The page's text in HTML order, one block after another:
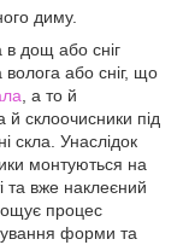
диму.
в дощ або сніг
або сніг, що
, а то й
склоочисники під
скла. Унаслідок
монтуються на
та вже наклеєний
процес
форми та